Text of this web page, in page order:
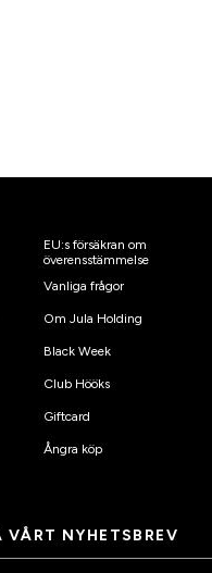
EU:s försäkran om
överensstämmelse
Vanliga frågor
Om Jula Holding
Black Week
Club Hööks
Giftcard
Ångra köp
VÅRT NYHETSBREV